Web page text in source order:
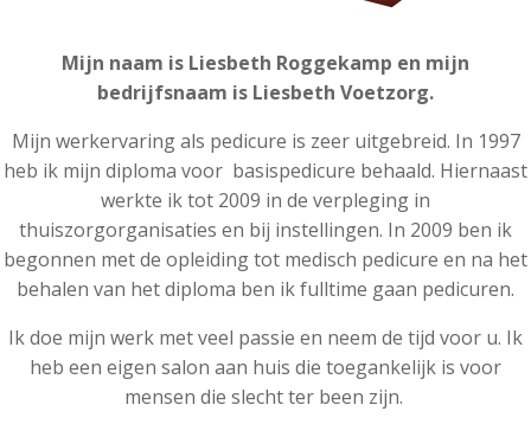
Mijn naam is Liesbeth Roggekamp en mijn
bedrijfsnaam is Liesbeth Voetzorg.
Mijn werkervaring als pedicure is zeer uitgebreid. In 1997
heb ik mijn diploma voor basispedicure behaald. Hiernaast
werkte ik tot 2009 in de verpleging in
thuiszorgorganisaties en bij instellingen. In 2009 ben ik
begonnen met de opleiding tot medisch pedicure en na het
behalen van het diploma ben ik fulltime gaan pedicuren.
Ik doe mijn werk met veel passie en neem de tijd voor u. Ik
heb een eigen salon aan huis die toegankelijk is voor
mensen die slecht ter been zijn.